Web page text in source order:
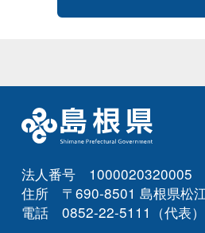
法人番号 1000020320005
住所 〒690-8501 島根県松
電話 0852-22-5111（代表）